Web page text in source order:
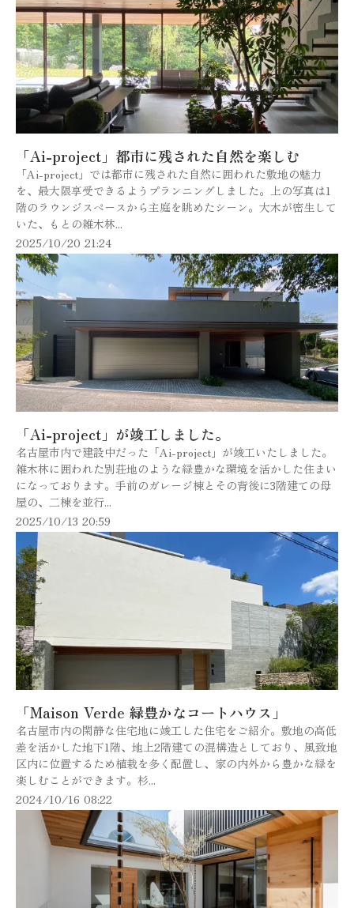
「Ai-project」都市に残された自然を楽しむ
「Ai-project」では都市に残された自然に囲われた敷地の魅力
を、最大限享受できるようプランニングしました。上の写真は1
階のラウンジスペースから主庭を眺めたシーン。大木が密生して
いた、もとの雑木林...
2025/10/20 21:24
「Ai-project」が竣工しました。
名古屋市内で建設中だった「Ai-project」が竣工いたしました。
雑木林に囲われた別荘地のような緑豊かな環境を活かした住まい
になっております。手前のガレージ棟とその背後に3階建ての母
屋の、二棟を並行...
2025/10/13 20:59
「Maison Verde 緑豊かなコートハウス」
名古屋市内の閑静な住宅地に竣工した住宅をご紹介。敷地の高低
差を活かした地下1階、地上2階建ての混構造としており、風致地
区内に位置するため植栽を多く配置し、家の内外から豊かな緑を
楽しむことができます。杉...
2024/10/16 08:22